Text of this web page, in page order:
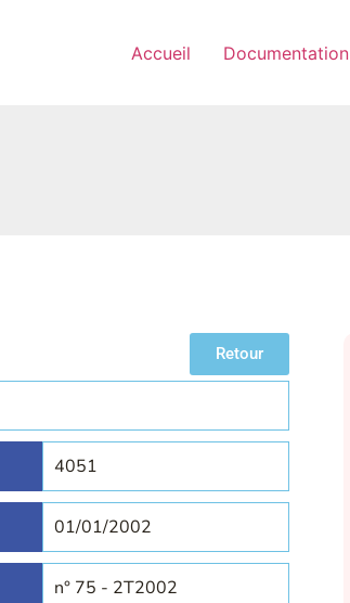
Accueil Documentation
Retour
4051
01/01/2002
n° 75 - 2T2002